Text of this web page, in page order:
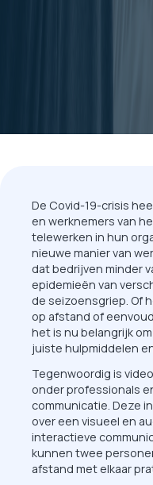
De Covid-19-crisis
en werknemers van
telewerken in hun
nieuwe manier van
dat bedrijven minder
epidemieën van
de seizoensgriep. Of
op afstand of
het is nu belangrijk
juiste hulpmiddelen
Tegenwoordig is
onder professionals
communicatie. Deze
over een visueel en
interactieve
kunnen twee
afstand met elkaar